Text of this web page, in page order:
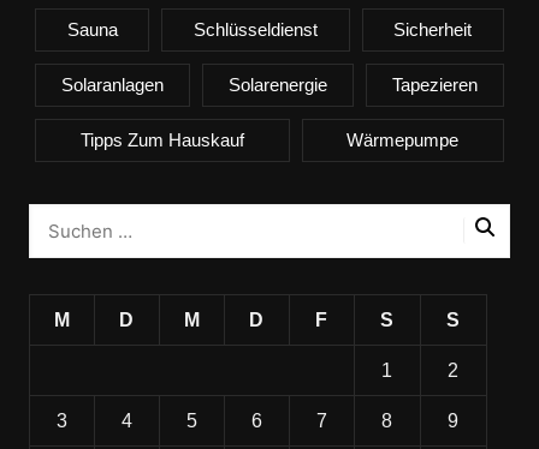
Sauna Schlüsseldienst Sicherheit
Solaranlagen Solarenergie Tapezieren
Tipps Zum Hauskauf Wärmepumpe
M D M D F S S
1 2
3 4 5 6 7 8 9